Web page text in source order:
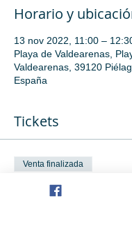
Horario y
13 nov 2022, 11:00 –
Playa de Valdearenas,
Valdearenas, 39120
España
Tickets
Venta finalizada
Tipo de entrada